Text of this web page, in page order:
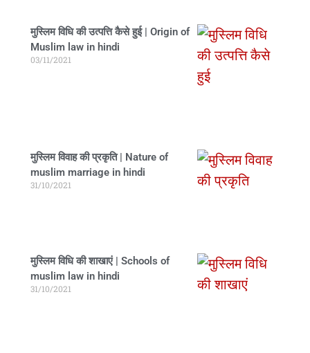
मुस्लिम विधि की उत्पत्ति कैसे हुई | Origin of
Muslim law in hindi
03/11/2021
मुस्लिम विवाह की प्रकृति | Nature of
muslim marriage in hindi
31/10/2021
मुस्लिम विधि की शाखाएं | Schools of
muslim law in hindi
31/10/2021